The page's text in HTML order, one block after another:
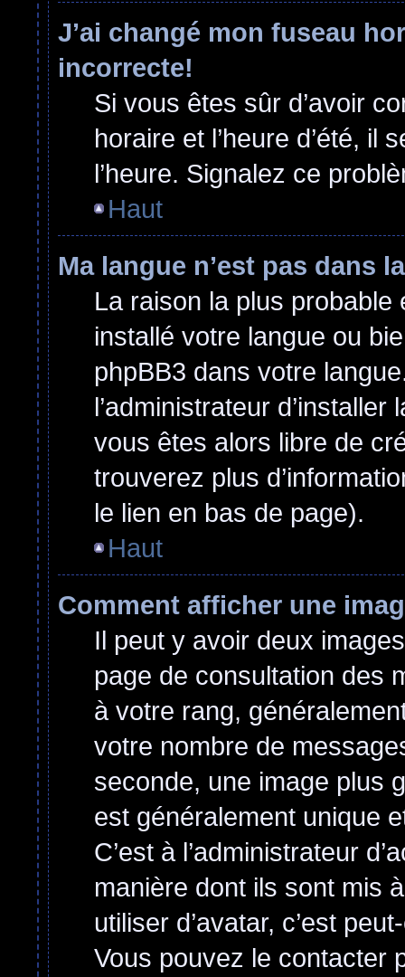
J’ai changé mon fuseau
incorrecte!
Si vous êtes sûr d’avoir
horaire et l’heure d’été, il
l’heure. Signalez ce
Haut
Ma langue n’est pas dans
La raison la plus probable
installé votre langue ou
phpBB3 dans votre
l’administrateur
vous êtes alors libre de
trouverez plus
le lien en bas de page).
Haut
Comment afficher une
Il peut y avoir deux
page de consultation des
à votre rang,
votre nombre de
seconde, une image plus
est généralement unique
C’est à l’administrateur
manière dont ils sont mis
utiliser d’avatar, c’est
Vous pouvez le contacter